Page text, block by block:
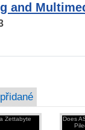
and
Zettabyte
Does